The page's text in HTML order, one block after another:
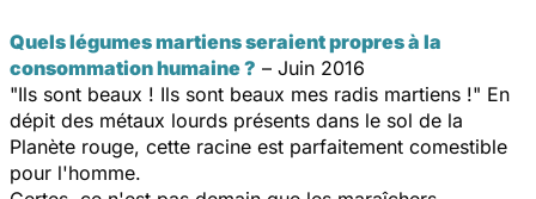
Quels légumes martiens seraient propres à la
consommation humaine ? – Juin 2016
"Ils sont beaux ! Ils sont beaux mes radis martiens !" En
dépit des métaux lourds présents dans le sol de la
Planète rouge, cette racine est parfaitement comestible
pour l'homme.